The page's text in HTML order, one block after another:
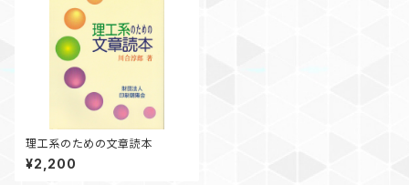
理工系のための文章読本
¥2,200